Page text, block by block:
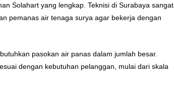
Solahart yang lengkap. Teknisi di Surabaya sangat
pemanas air tenaga surya agar bekerja dengan
pasokan air panas dalam jumlah besar.
dengan kebutuhan pelanggan, mulai dari skala